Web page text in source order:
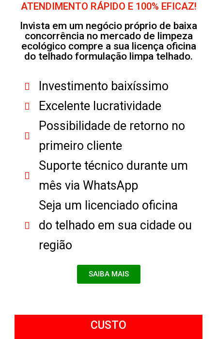
ATENDIMENTO RÁPIDO E 100% EFICAZ!
Invista em um negócio próprio de baixa
concorrência no mercado de limpeza
ecológico compre a sua licença oficina
do telhado formulação limpa telhado.
Investimento baixíssimo
Excelente lucratividade
Possibilidade de retorno no
primeiro cliente
Suporte técnico durante um
mês via WhatsApp
Seja um licenciado oficina
do telhado em sua cidade ou
região
SAIBA MAIS
CUSTO